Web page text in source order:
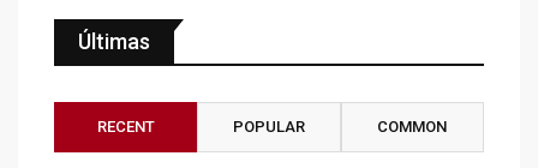
Últimas
RECENT POPULAR COMMON